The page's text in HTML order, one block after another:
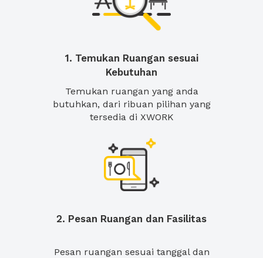
1. Temukan Ruangan sesuai
Kebutuhan
Temukan ruangan yang anda
butuhkan, dari ribuan pilihan yang
tersedia di XWORK
2. Pesan Ruangan dan Fasilitas
Pesan ruangan sesuai tanggal dan